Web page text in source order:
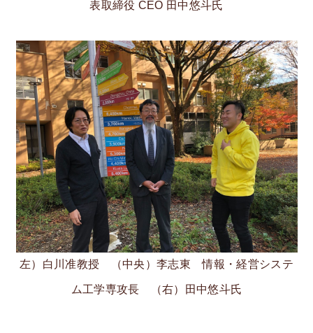
表取締役 CEO 田中悠斗氏
左）白川准教授 （中央）李志東 情報・経営システ
ム工学専攻長 （右）田中悠斗氏